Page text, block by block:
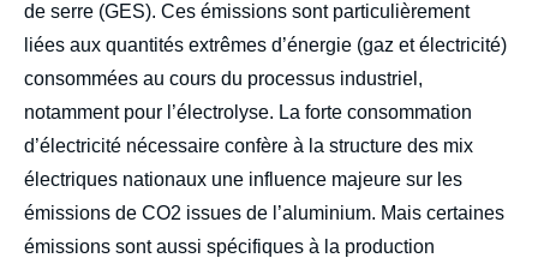
de serre (GES). Ces émissions sont particulièrement
liées aux quantités extrêmes d’énergie (gaz et électricité)
consommées au cours du processus industriel,
notamment pour l’électrolyse. La forte consommation
d’électricité nécessaire confère à la structure des mix
électriques nationaux une influence majeure sur les
émissions de CO2 issues de l’aluminium. Mais certaines
émissions sont aussi spécifiques à la production